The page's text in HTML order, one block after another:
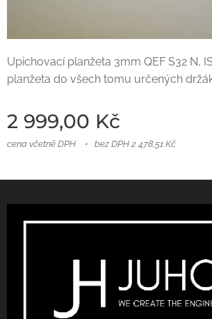
Upichovací planžeta 3mm QEF S32 N,
planžeta do všech tomu určených
2 999,00 Kč
cena včetně DPH bez DPH 2 478,51 Kč